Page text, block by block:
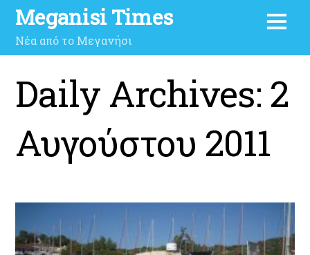
Meganisi Times
Νέα από το Μεγανήσι
Daily Archives: 2
Αυγούστου 2011